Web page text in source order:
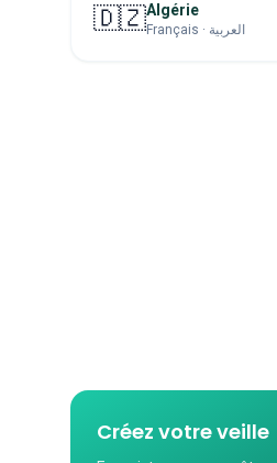
🇩🇿Algérie
Français · العربية
Créez votre veille